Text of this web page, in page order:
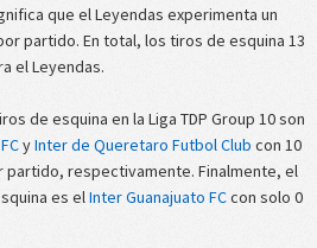
que el Leyendas experimenta un
partido. En total, los tiros de esquina 13
el Leyendas.
de esquina en la Liga TDP Group 10 son
yInter de Queretaro Futbol Club con 10
partido, respectivamente. Finalmente, el
es el Inter Guanajuato FCcon solo 0